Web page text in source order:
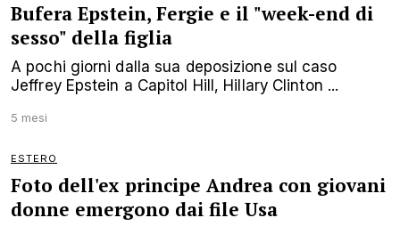
Bufera Epstein, Fergie e il "week-end di
sesso" della figlia
A pochi giorni dalla sua deposizione sul caso
Jeffrey Epstein a Capitol Hill, Hillary Clinton ...
5 mesi
ESTERO
Foto dell'ex principe Andrea con giovani
donne emergono dai file Usa